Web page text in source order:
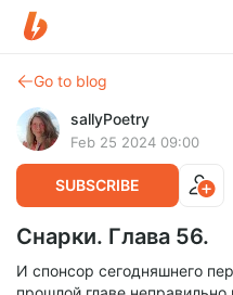
Go to blog
sallyPoetry
Feb 25 2024 09:00
SUBSCRIBE
Снарки. Глава 56.
И спонсор сегодняшнего